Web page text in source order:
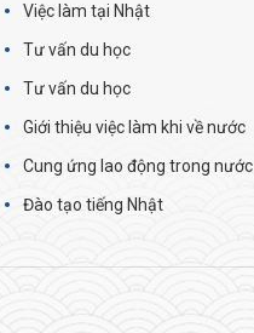
Việc làm tại Nhật
Tư vấn du học
Tư vấn du học
Giới thiệu việc làm khi về nước
Cung ứng lao động trong nước
Đào tạo tiếng Nhật